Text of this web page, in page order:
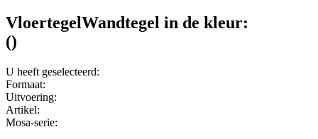
VloertegelWandtegel in de kleur:
()
U heeft geselecteerd:
Formaat:
Uitvoering:
Artikel:
Mosa-serie: